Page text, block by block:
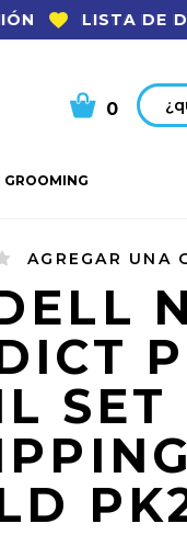
LISTA DE
0
GROOMING
AGREGAR UNA
SET